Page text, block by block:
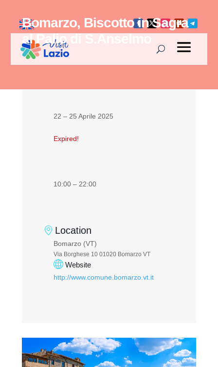
Bomarzo, Biscotto in Sagra
al Palio di S.Anselmo
22 – 25 Aprile 2025
Expired!
10:00 – 22:00
Location
Bomarzo (VT)
Via Borghese 10 01020 Bomarzo VT
Website
http://www.comune.bomarzo.vt.it